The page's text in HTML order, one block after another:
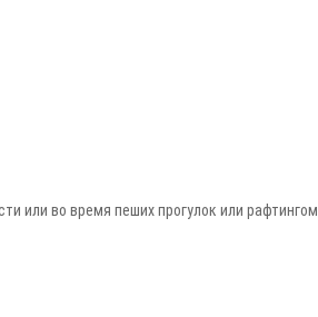
или во время пеших прогулок или рафтингом